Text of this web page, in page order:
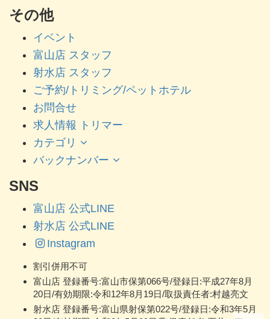
その他
イベント
富山店 スタッフ
射水店 スタッフ
ご予約/トリミング/ペットホテル
お問合せ
求人情報 トリマー
カテゴリ
バックナンバー
SNS
富山店 公式LINE
射水店 公式LINE
Instagram
割引併用不可
富山店 登録番号:富山市保第066号/登録日:平成27年8月
20日/有効期限:令和12年8月19日/取扱責任者:村越亮文
射水店 登録番号:富山県射保第022号/登録日:令和3年5月